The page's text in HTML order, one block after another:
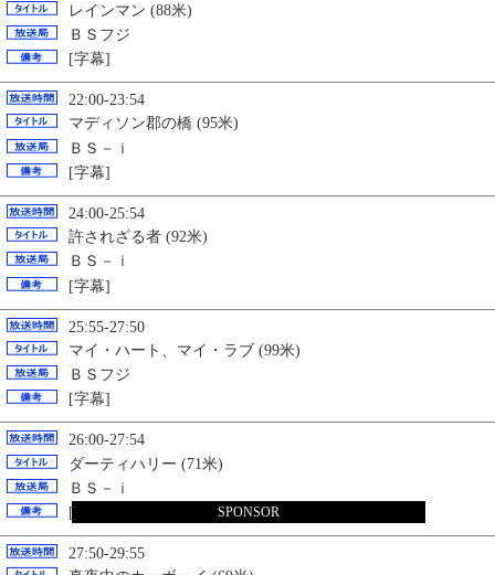
レインマン (88米)
ＢＳフジ
[字幕]
22:00-23:54
マディソン郡の橋 (95米)
ＢＳ－ｉ
[字幕]
24:00-25:54
許されざる者 (92米)
ＢＳ－ｉ
[字幕]
25:55-27:50
マイ・ハート、マイ・ラブ (99米)
ＢＳフジ
[字幕]
26:00-27:54
ダーティハリー (71米)
ＢＳ－ｉ
[字幕]
27:50-29:55
SPONSOR